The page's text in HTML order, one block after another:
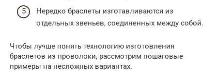
Нередко браслеты изготавливаются из
отдельных звеньев, соединенных между собой.
Чтобы лучше понять технологию изготовления
браслетов из проволоки, рассмотрим пошаговые
примеры на несложных вариантах.